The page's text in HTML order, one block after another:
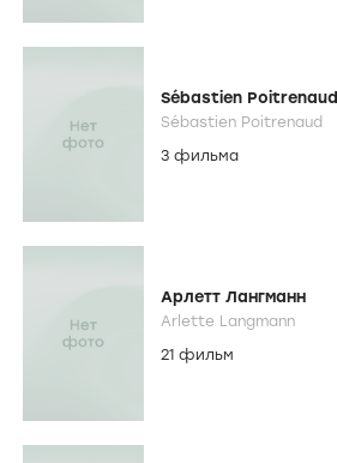
Sébastien Poitrenaud
Sébastien Poitrenaud
3 фильма
Арлетт Лангманн
Arlette Langmann
21 фильм